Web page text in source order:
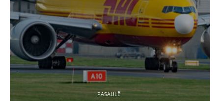
PASAULĒ